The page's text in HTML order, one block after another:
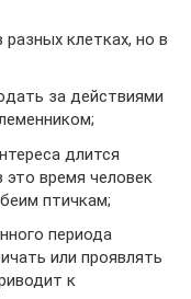
клетках, но в
за действиями
длится
это время человек
птичкам;
периода
или проявлять
к